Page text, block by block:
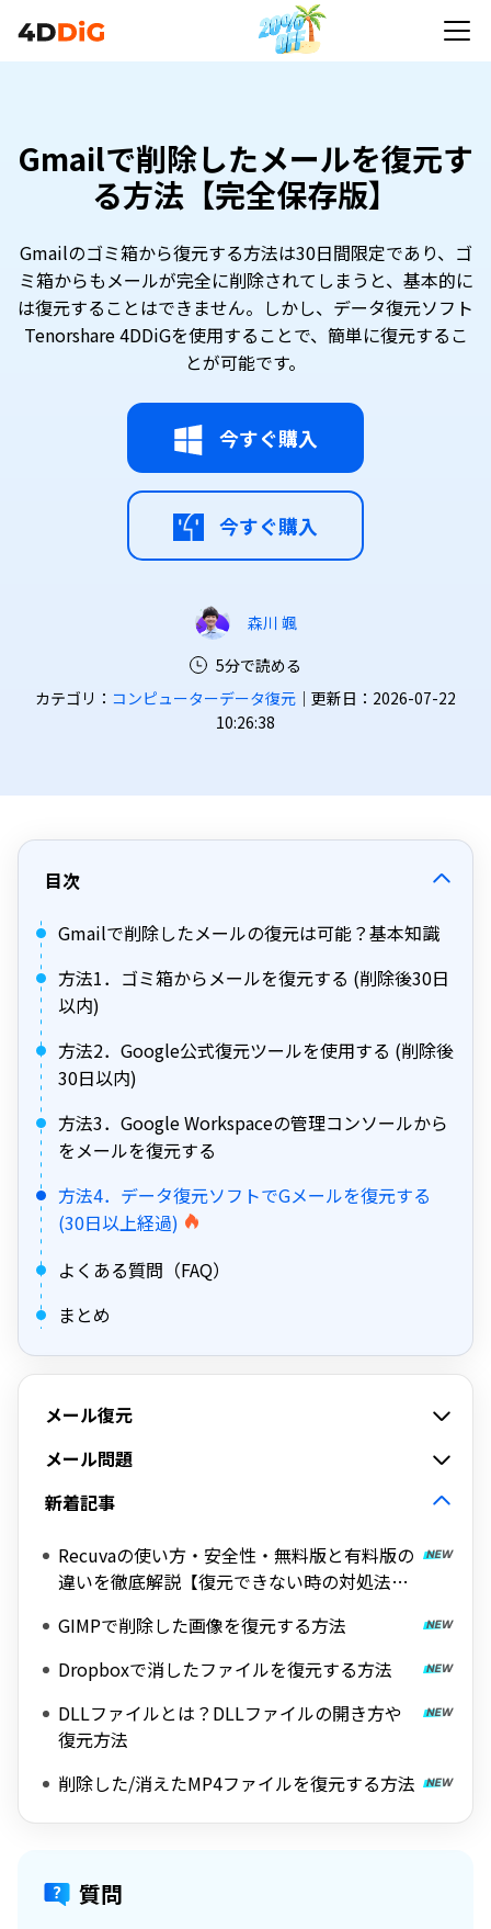
Gmailで削除したメールを復元す
る方法【完全保存版】
Gmailのゴミ箱から復元する方法は30日間限定であり、ゴ
ミ箱からもメールが完全に削除されてしまうと、基本的に
は復元することはできません。しかし、データ復元ソフト
Tenorshare 4DDiGを使用することで、簡単に復元するこ
とが可能です。
今すぐ購入
今すぐ購入
森川 颯
5分で読める
カテゴリ： コンピューターデータ復元 ｜更新日：2026-07-22
10:26:38
目次
Gmailで削除したメールの復元は可能？基本知識
方法1．ゴミ箱からメールを復元する (削除後30日
以内)
方法2．Google公式復元ツールを使用する (削除後
30日以内)
方法3．Google Workspaceの管理コンソールから
をメールを復元する
方法4．データ復元ソフトでGメールを復元する
(30日以上経過)
よくある質問（FAQ）
まとめ
メール復元
メール問題
新着記事
Recuvaの使い方・安全性・無料版と有料版の
違いを徹底解説【復元できない時の対処法
GIMPで削除した画像を復元する方法
Dropboxで消したファイルを復元する方法
DLLファイルとは？DLLファイルの開き方や
復元方法
削除した/消えたMP4ファイルを復元する方法
質問